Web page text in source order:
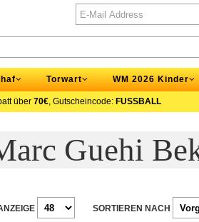
Torwart WM 2026 Kinder
über 70€, Gutscheincode: FUSSBALL
Guehi
SORTIEREN NACH